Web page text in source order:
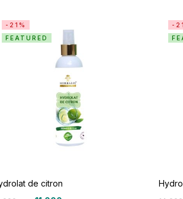
-21%
FEATURED
de citron
-